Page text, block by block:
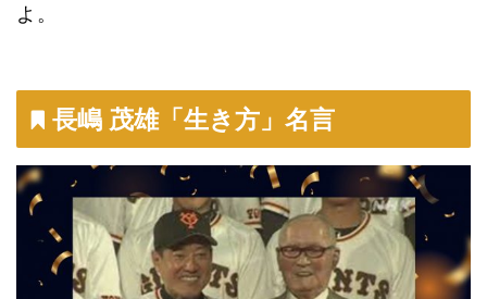
よ。
長嶋 茂雄「生き方」名言